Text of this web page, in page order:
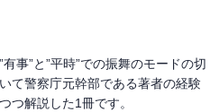
事”と”平時”での振舞のモードの切
て警察庁元幹部である著者の経験
つ解説した1冊です。